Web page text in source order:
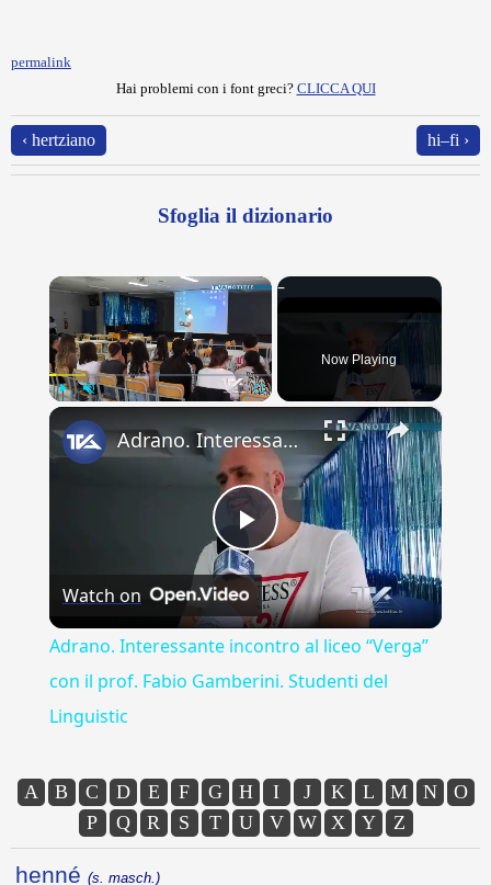
permalink
Hai problemi con i font greci? CLICCA QUI
‹ hertziano hi–fi ›
Sfoglia il dizionario
×
Now Playing
×
Play
Video
Adrano. Interessante incontro al liceo “Verga” con il prof. Fabio Gamberini. Studenti del Linguistic
Watch on
Adrano. Interessante incontro al liceo “Verga”
con il prof. Fabio Gamberini. Studenti del
Linguistic
A B C D E F G H I J K L M N
O
P
Q R S T U V W X Y Z
henné (s. masch.)